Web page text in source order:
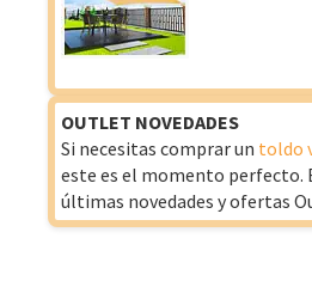
OUTLET NOVEDADES
Si necesitas comprar un toldo
este es el momento perfecto.
últimas novedades y ofertas